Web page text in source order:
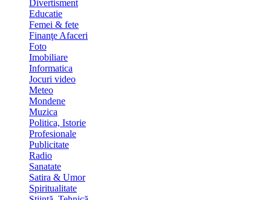
Divertisment
Educatie
Femei & fete
Finanţe Afaceri
Foto
Imobiliare
Informatica
Jocuri video
Meteo
Mondene
Muzica
Politica, Istorie
Profesionale
Publicitate
Radio
Sanatate
Satira & Umor
Spiritualitate